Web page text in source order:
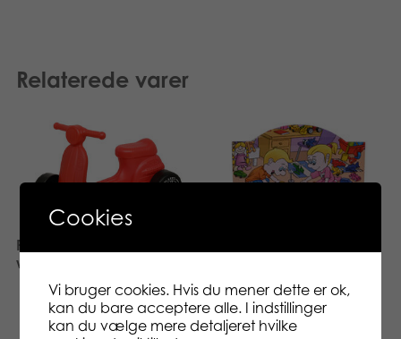
Relaterede varer
PLASTO Scooter with silent
wheels, red
Cookies
Vi bruger cookies. Hvis du mener dette er ok,
kan du bare acceptere alle. I indstillinger
kan du vælge mere detaljeret hvilke